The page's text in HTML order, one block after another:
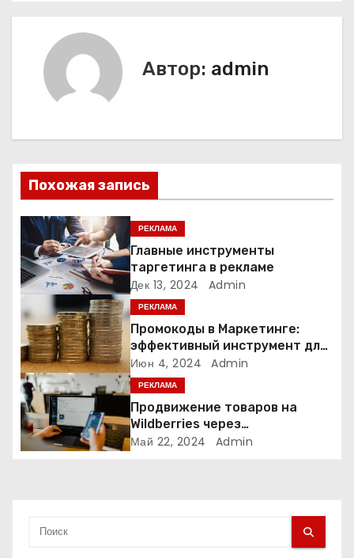
в
ц
и
я
п
о
з
а
п
и
с
Автор: admin
Похожая запись
РЕКЛАМА
Главные инструменты
таргетинга в рекламе
Дек 13, 2024 Admin
РЕКЛАМА
Промокоды в Маркетинге:
эффективный инструмент для
увеличения продаж и
привлечения клиентов
Июн 4, 2024 Admin
РЕКЛАМА
Продвижение товаров на
Wildberries через
Яндекс.Директ в 2024 году:
Май 22, 2024 Admin